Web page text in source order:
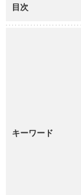
目次
キーワード